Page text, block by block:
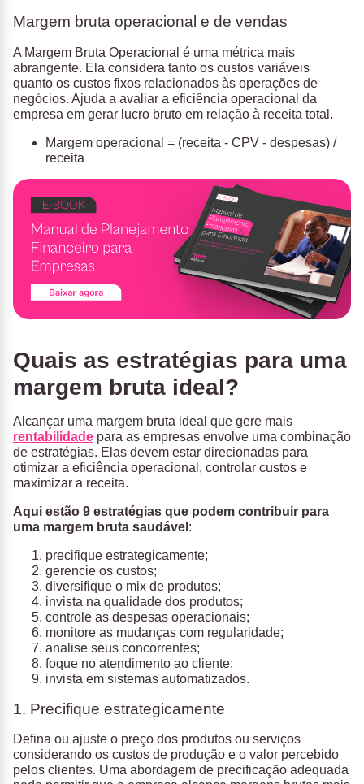
Margem bruta operacional e de vendas
A Margem Bruta Operacional é uma métrica mais
abrangente. Ela considera tanto os custos variáveis
quanto os custos fixos relacionados às operações de
negócios. Ajuda a avaliar a eficiência operacional da
empresa em gerar lucro bruto em relação à receita total.
Margem operacional = (receita - CPV - despesas) /
receita
Quais as estratégias para uma
margem bruta ideal?
Alcançar uma margem bruta ideal que gere mais
rentabilidade para as empresas envolve uma combinação
de estratégias. Elas devem estar direcionadas para
otimizar a eficiência operacional, controlar custos e
maximizar a receita.
Aqui estão 9 estratégias que podem contribuir para
uma margem bruta saudável :
precifique estrategicamente;
gerencie os custos;
diversifique o mix de produtos;
invista na qualidade dos produtos;
controle as despesas operacionais;
monitore as mudanças com regularidade;
analise seus concorrentes;
foque no atendimento ao cliente;
invista em sistemas automatizados.
1. Precifique estrategicamente
Defina ou ajuste o preço dos produtos ou serviços
considerando os custos de produção e o valor percebido
pelos clientes. Uma abordagem de precificação adequada